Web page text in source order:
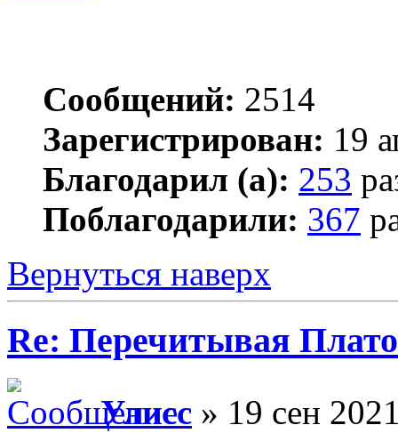
Сообщений: 2514
Зарегистрирован: 19
Благодарил (а): 253
Поблагодарили: 367
Вернуться наверх
Re: Перечитывая
Улисс » 19 сен